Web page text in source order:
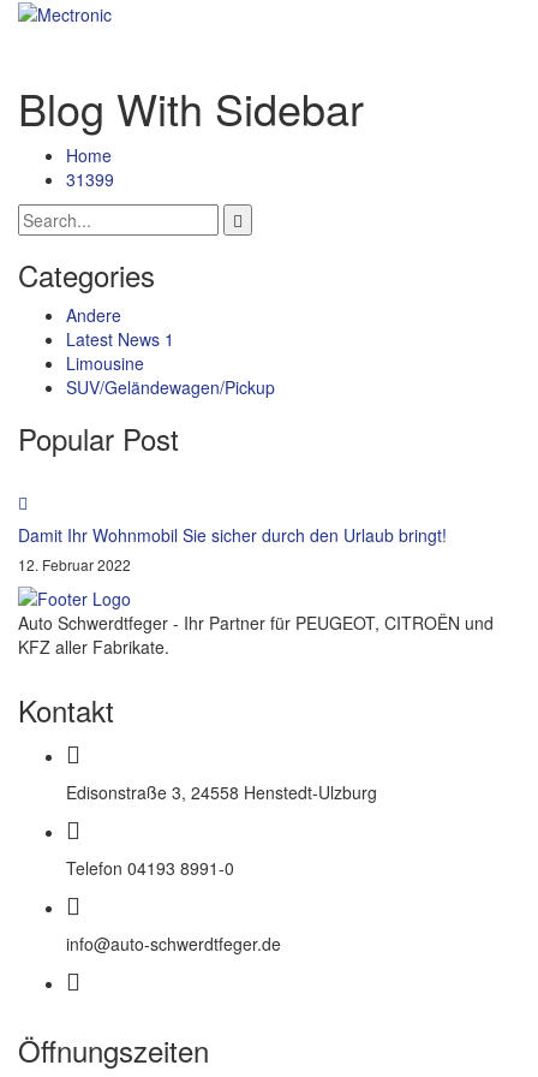
Blog With Sidebar
Home
31399
Categories
Andere
Latest News 1
Limousine
SUV/Geländewagen/Pickup
Popular Post
Damit Ihr Wohnmobil Sie sicher durch den Urlaub bringt!
12. Februar 2022
Auto Schwerdtfeger - Ihr Partner für PEUGEOT, CITROËN und
KFZ aller Fabrikate.
Kontakt
Edisonstraße 3, 24558 Henstedt-Ulzburg
Telefon 04193 8991-0
info@auto-schwerdtfeger.de
Öffnungszeiten